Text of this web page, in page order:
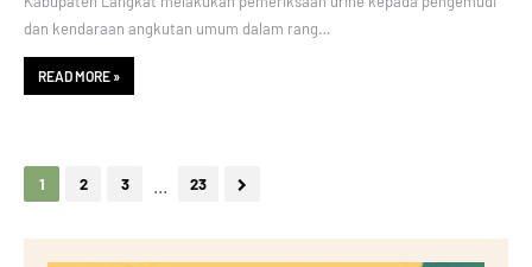
dan kendaraan angkutan umum dalam rang…
READ MORE »
1 2 3 23